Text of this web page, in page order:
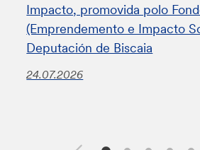
Impacto, promovida polo
(Emprendemento e Impacto
Deputación de Biscaia
24.07.2026